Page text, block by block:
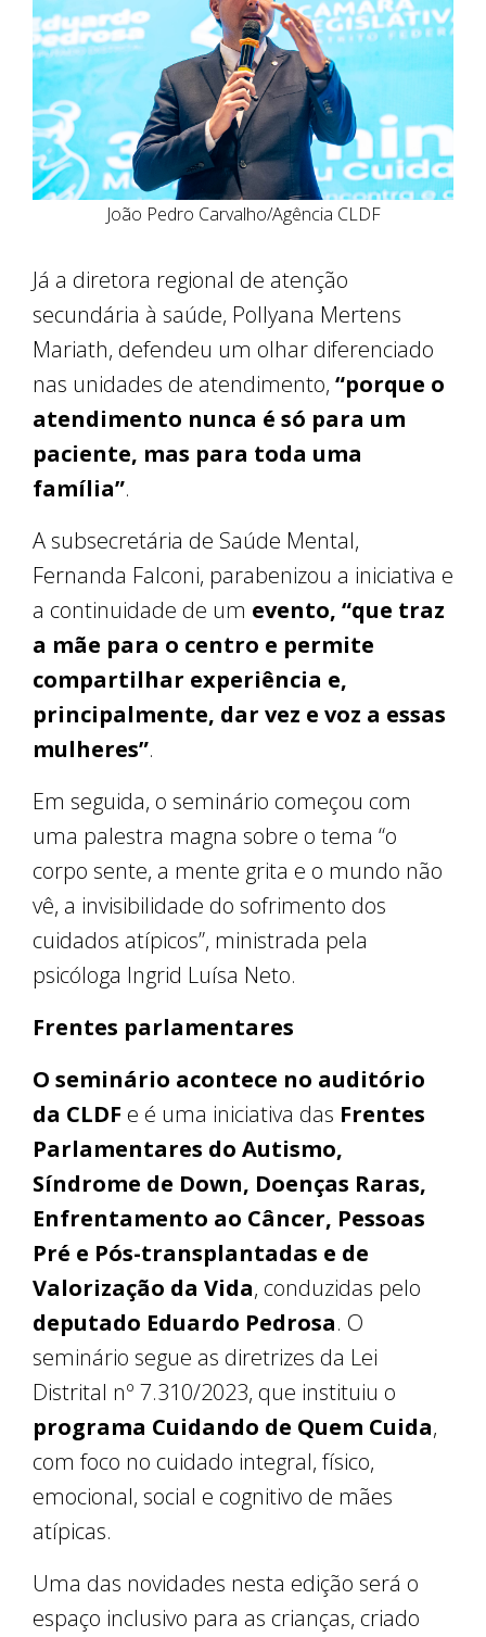
João Pedro Carvalho/Agência CLDF
Já a diretora regional de atenção
secundária à saúde, Pollyana Mertens
Mariath, defendeu um olhar diferenciado
nas unidades de atendimento, “porque o
atendimento nunca é só para um
paciente, mas para toda uma
família”.
A subsecretária de Saúde Mental,
Fernanda Falconi, parabenizou a iniciativa e
a continuidade de um evento, “que traz
a mãe para o centro e permite
compartilhar experiência e,
principalmente, dar vez e voz a essas
mulheres”.
Em seguida, o seminário começou com
uma palestra magna sobre o tema “o
corpo sente, a mente grita e o mundo não
vê, a invisibilidade do sofrimento dos
cuidados atípicos”, ministrada pela
psicóloga Ingrid Luísa Neto.
Frentes parlamentares
O seminário acontece no auditório
da CLDF e é uma iniciativa das Frentes
Parlamentares do Autismo,
Síndrome de Down, Doenças Raras,
Enfrentamento ao Câncer, Pessoas
Pré e Pós-transplantadas e de
Valorização da Vida, conduzidas pelo
deputado Eduardo Pedrosa. O
seminário segue as diretrizes da Lei
Distrital nº 7.310/2023, que instituiu o
programa Cuidando de Quem Cuida,
com foco no cuidado integral, físico,
emocional, social e cognitivo de mães
atípicas.
Uma das novidades nesta edição será o
espaço inclusivo para as crianças, criado